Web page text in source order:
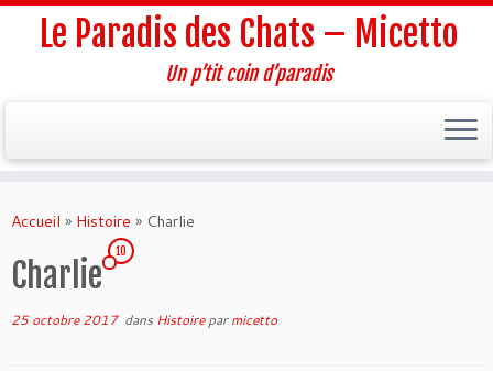
au
Le Paradis des Chats – Micetto
Un p’tit coin d’paradis
Accueil » Histoire » Charlie
Charlie
10
25 octobre 2017dans Histoireparmicetto